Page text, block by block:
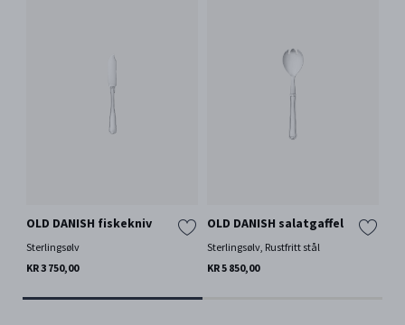
OLD DANISH fiskekniv
Sterlingsølv
KR 3 750,00
OLD DANISH salatgaffel
Sterlingsølv, Rustfritt stål
KR 5 850,00